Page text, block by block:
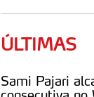
ÚLTIMAS
Sami Pajari